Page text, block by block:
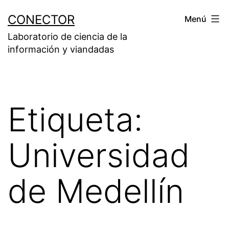
contenido
CONECTOR
Laboratorio de ciencia de la
información y viandadas
Menú
Etiqueta:
Universidad
de Medellín